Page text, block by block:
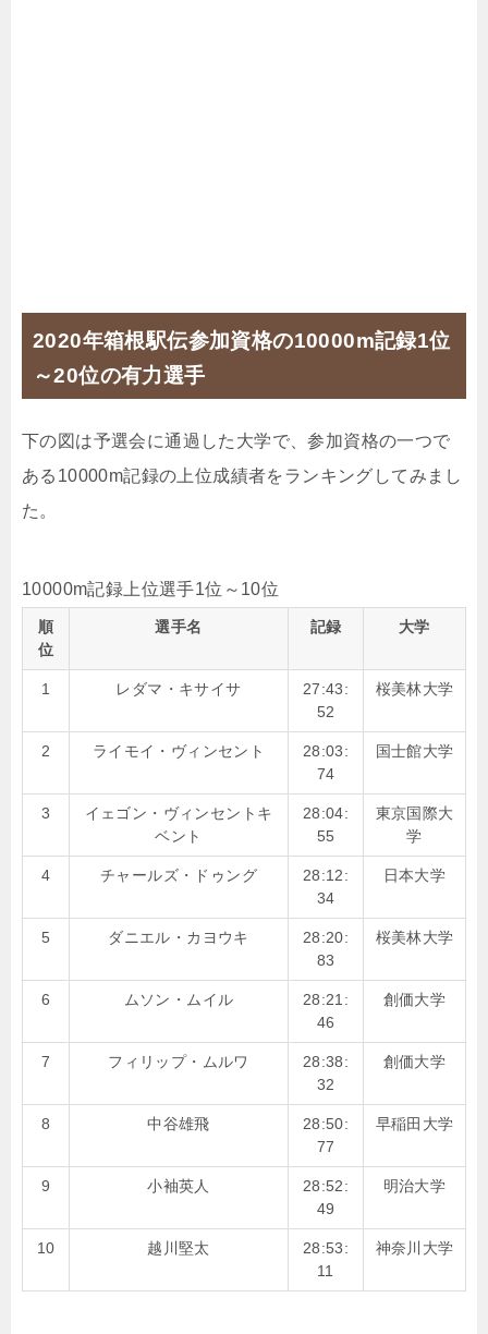
2020年箱根駅伝参加資格の10000m記録1位
～20位の有力選手
下の図は予選会に通過した大学で、参加資格の一つで
ある10000m記録の上位成績者をランキングしてみまし
た。
10000m記録上位選手1位～10位
順
位
選手名 記録 大学
1 レダマ・キサイサ
27:43:
52
桜美林大学
2 ライモイ・ヴィンセント
28:03:
74
国士館大学
3
イェゴン・ヴィンセントキ
ベント
28:04:
55
東京国際大
学
4 チャールズ・ドゥング
28:12:
34
日本大学
5 ダニエル・カヨウキ
28:20:
83
桜美林大学
6 ムソン・ムイル
28:21:
46
創価大学
7 フィリップ・ムルワ
28:38:
32
創価大学
8 中谷雄飛
28:50:
77
早稲田大学
9 小袖英人
28:52:
49
明治大学
10 越川堅太
28:53:
11
神奈川大学